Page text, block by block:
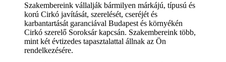
Szakembereink vállalják bármilyen márkájú, típusú és
korú Cirkó javítását, szerelését, cseréjét és
karbantartását garanciával Budapest és környékén
Cirkó szerelő Soroksár kapcsán. Szakembereink több,
mint két évtizedes tapasztalattal állnak az Ön
rendelkezésére.